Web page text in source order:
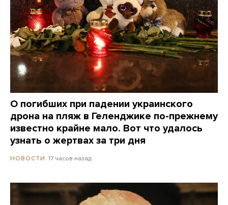
О погибших при падении украинского
дрона на пляж в Геленджике по-прежнему
известно крайне мало. Вот что удалось
узнать о жертвах за три дня
НОВОСТИ 17 часов назад